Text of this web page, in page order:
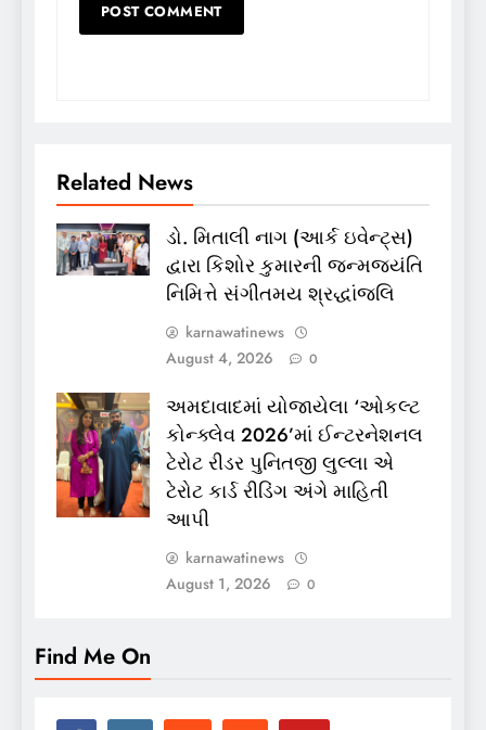
Related News
ડો. મિતાલી નાગ (આર્ક ઇવેન્ટ્સ)
દ્વારા કિશોર કુમારની જન્મજયંતિ
નિમિત્તે સંગીતમય શ્રદ્ધાંજલિ
karnawatinews
August 4, 2026
0
અમદાવાદમાં યોજાયેલા ‘ઓકલ્ટ
કોન્ક્લેવ 2026’માં ઈન્ટરનેશનલ
ટેરોટ રીડર પુનિતજી લુલ્લા એ
ટેરોટ કાર્ડ રીડિંગ અંગે માહિતી
આપી
karnawatinews
August 1, 2026
0
Find Me On